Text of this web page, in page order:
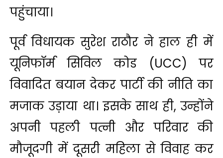
पहुंचाया।
पूर्व विधायक सुरेश राठौर ने हाल ही में
यूनिफॉर्म सिविल कोड (UCC) पर
विवादित बयान देकर पार्टी की नीति का
मजाक उड़ाया था। इसके साथ ही, उन्होंने
अपनी पहली पत्नी और परिवार की
मौजूदगी में दूसरी महिला से विवाह कर